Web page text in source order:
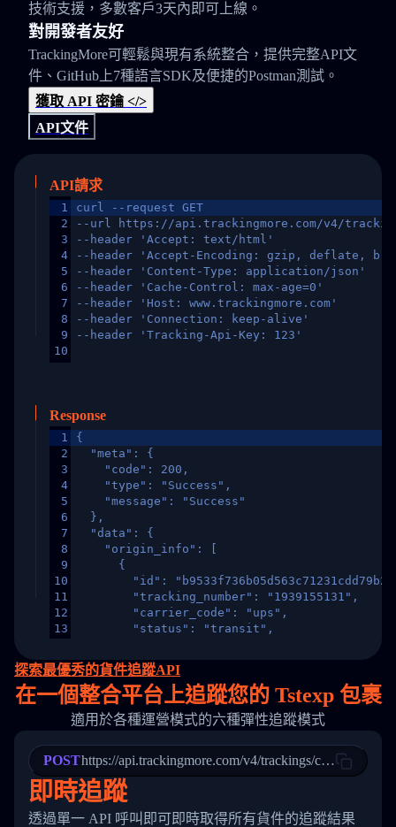
技術支援，多數客戶3天內即可上線。
對開發者友好
TrackingMore可輕鬆與現有系統整合，提供完整API文
件、GitHub上7種語言SDK及便捷的Postman測試。
獲取 API 密鑰 </>
API文件
API請求
1
2
3
4
5
6
7
8
9
10
curl --request GET
--url https://api.trackingmore.com/v4/trackings/
--header 'Accept: text/html'
--header 'Accept-Encoding: gzip, deflate,
--header 'Content-Type: application/json'
--header 'Cache-Control: max-age=0'
--header 'Host: www.trackingmore.com'
--header 'Connection: keep-alive'
--header 'Tracking-Api-Key: 123'
Response
1
2
3
4
5
6
7
8
9
10
11
12
13
15
16
17
18
21
23
24
25
{
  "meta": {
    "code": 200,
    "type": "Success",
    "message": "Success"
  },
  "data": {
    "origin_info": [
      {
"id":
        "tracking_number": "1939155131",
        "carrier_code": "ups",
        "status": "transit",
"destination_country": "United
        "itemTimeLength": 2,
        "weblink": "",
        "phone": null,
        "trackinfo": [
            "Date": "2017-03-08 04: 22: 00",
"StatusDescription": "Departed
"Details": "Departed Facility
          },
          {
探索最優秀的貨件追蹤API
在一個整合平台上追蹤您的 Tstexp 包裹
適用於各種運營模式的六種彈性追蹤模式
POSThttps://api.trackingmore.com/v4/trackings/create
即時追蹤
透過單一 API 呼叫即可即時取得所有貨件的追蹤結果